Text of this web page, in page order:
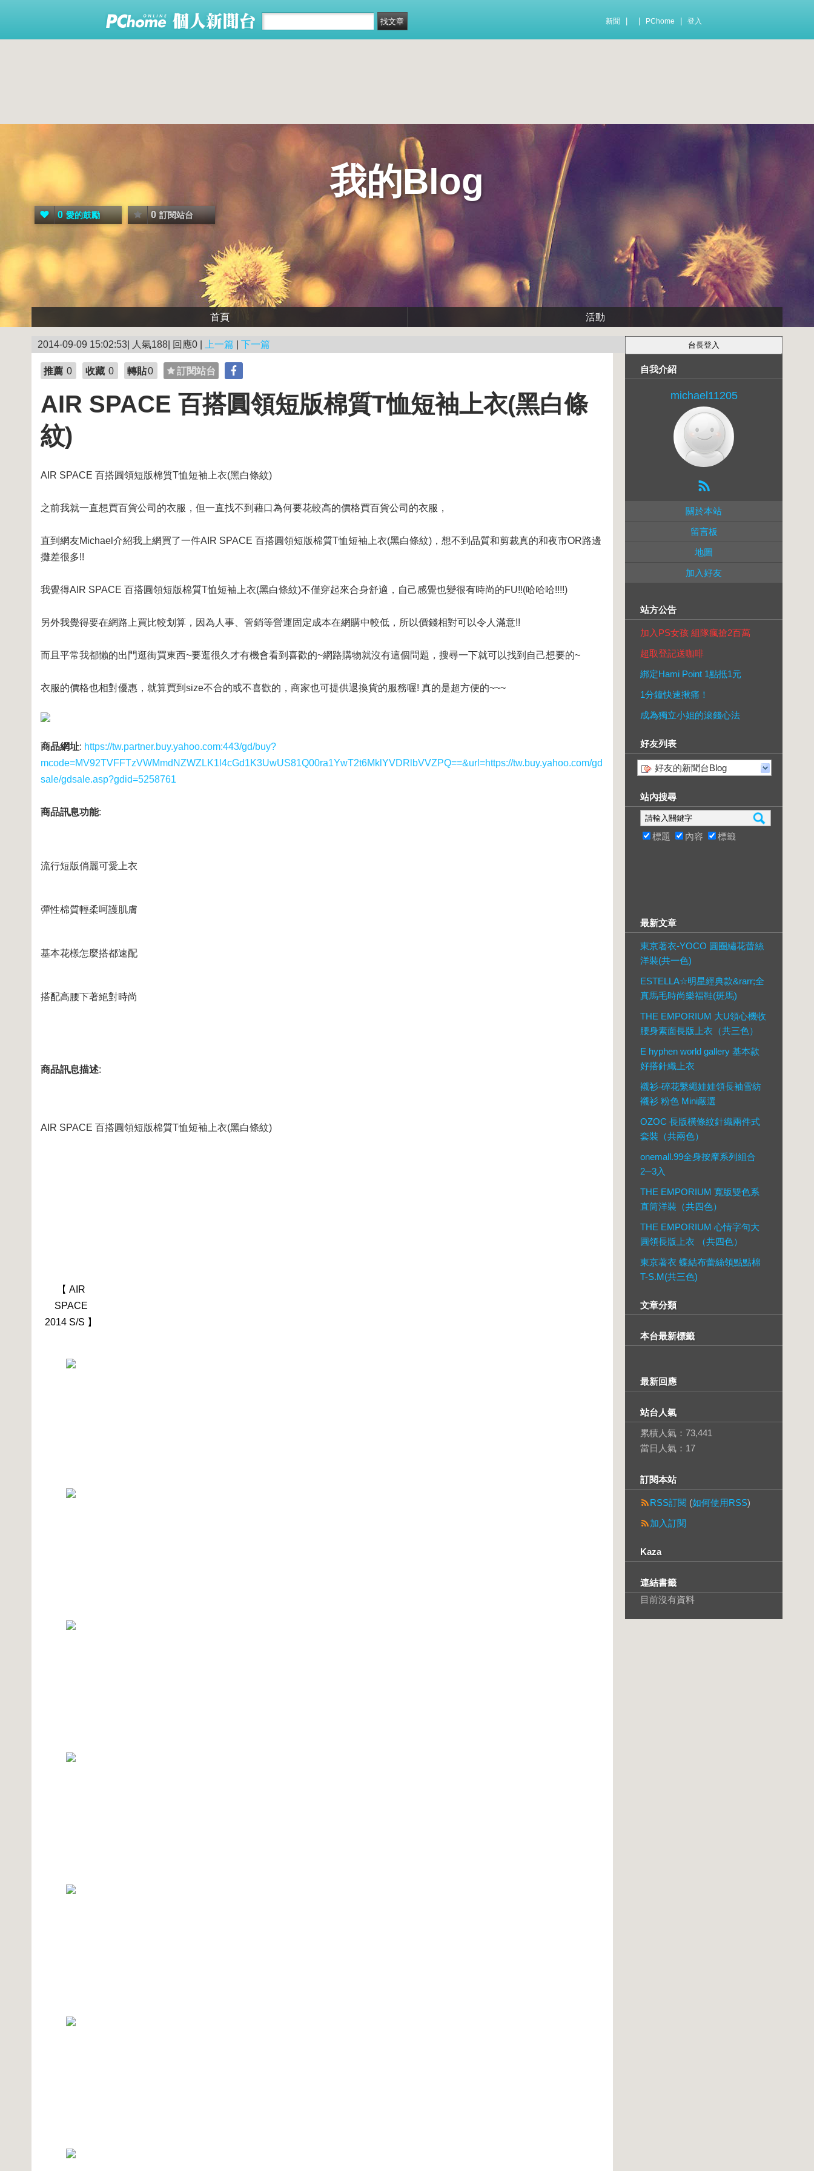
新聞 PChome 登入
我的Blog
0 愛的鼓勵 0 訂閱站台
首頁 活動
2014-09-09 15:02:53| 人氣188| 回應0 | 上一篇 下一篇
推薦 0 收藏 0 轉貼0 訂閱站台
AIR SPACE 百搭圓領短版棉質T恤短袖上衣(黑白條
紋)
AIR SPACE 百搭圓領短版棉質T恤短袖上衣(黑白條紋)
之前我就一直想買百貨公司的衣服，但一直找不到藉口為何要花較高的價格買百貨公司的衣服，
直到網友Michael介紹我上網買了一件AIR SPACE 百搭圓領短版棉質T恤短袖上衣(黑白條紋)，想不到品質和剪裁真的和夜市OR路邊
攤差很多!!
我覺得AIR SPACE 百搭圓領短版棉質T恤短袖上衣(黑白條紋)不僅穿起來合身舒適，自己感覺也變很有時尚的FU!!(哈哈哈!!!!)
另外我覺得要在網路上買比較划算，因為人事、管銷等營運固定成本在網購中較低，所以價錢相對可以令人滿意!!
而且平常我都懶的出門逛街買東西~要逛很久才有機會看到喜歡的~網路購物就沒有這個問題，搜尋一下就可以找到自己想要的~
衣服的價格也相對優惠，就算買到size不合的或不喜歡的，商家也可提供退換貨的服務喔! 真的是超方便的~~~
商品網址: https://tw.partner.buy.yahoo.com:443/gd/buy?
mcode=MV92TVFFTzVWMmdNZWZLK1l4cGd1K3UwUS81Q00ra1YwT2t6MklYVDRlbVVZPQ==&url=https://tw.buy.yahoo.com/gd
sale/gdsale.asp?gdid=5258761
商品訊息功能:
流行短版俏麗可愛上衣
彈性棉質輕柔呵護肌膚
基本花樣怎麼搭都速配
搭配高腰下著絕對時尚
商品訊息描述:
AIR SPACE 百搭圓領短版棉質T恤短袖上衣(黑白條紋)
【 AIR
SPACE
2014 S/S 】
自我介紹
michael11205
關於本站
留言板
地圖
加入好友
站方公告
加入PS女孩 組隊瘋搶2百萬
超取登記送咖啡
綁定Hami Point 1點抵1元
1分鐘快速揪痛！
成為獨立小姐的滾錢心法
好友列表
好友的新聞台Blog
站內搜尋
標題 內容 標籤
最新文章
東京著衣-YOCO 圓圈繡花蕾絲
洋裝(共一色)
ESTELLA☆明星經典款&rarr;全
真馬毛時尚樂福鞋(斑馬)
THE EMPORIUM 大U領心機收
腰身素面長版上衣（共三色）
E hyphen world gallery 基本款
好搭針織上衣
襯衫-碎花繫繩娃娃領長袖雪紡
襯衫 粉色 Mini嚴選
OZOC 長版橫條紋針織兩件式
套裝（共兩色）
onemall.99全身按摩系列組合
2─3入
THE EMPORIUM 寬版雙色系
直筒洋裝（共四色）
THE EMPORIUM 心情字句大
圓領長版上衣 （共四色）
東京著衣 蝶結布蕾絲領點點棉
T-S.M(共三色)
文章分類
本台最新標籤
最新回應
站台人氣
累積人氣： 73,441
當日人氣： 17
訂閱本站
RSS訂閱 (如何使用RSS)
加入訂閱
Kaza
連結書籤
目前沒有資料